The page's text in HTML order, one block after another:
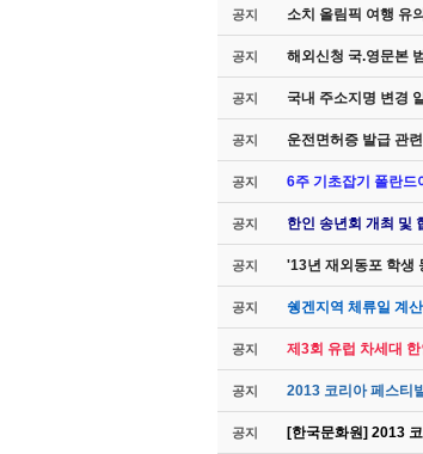
공지 소치 올림픽 여행 유
공지 해외신청 국.영문본
공지 국내 주소지명 변경
공지 운전면허증 발급 관
공지 6주 기초잡기 폴란드
공지 한인 송년회 개최 및
공지 '13년 재외동포 학생
공지 쉥겐지역 체류일 계
공지 제3회 유럽 차세대 한
공지 2013 코리아 페스티
공지 [한국문화원] 2013